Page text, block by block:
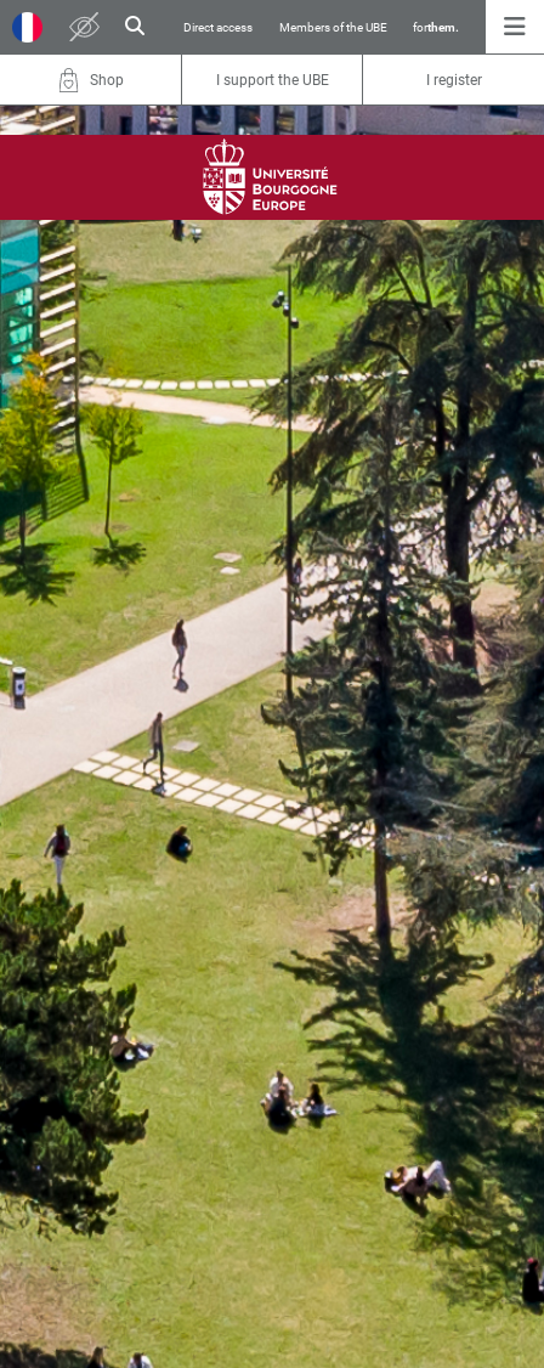
Direct access Members of the UBE forthem.
Shop I support the UBE I register